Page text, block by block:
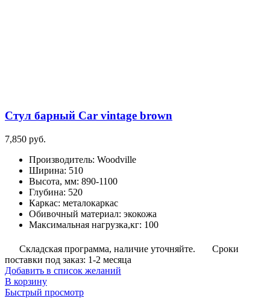
Стул барный Car vintage brown
7,850 руб.
Производитель: Woodville
Ширина: 510
Высота, мм: 890-1100
Глубина: 520
Каркас: металокаркас
Обивочный материал: экокожа
Максимальная нагрузка,кг: 100
Складская программа, наличие уточняйте.
Сроки
поставки под заказ: 1-2 месяца
Добавить в список желаний
В корзину
Быстрый просмотр